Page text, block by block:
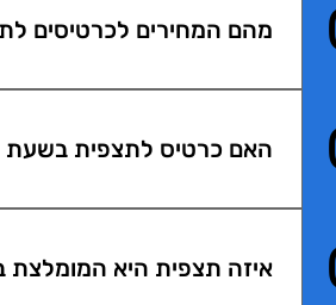
כרטיסים אונליין לפני
מהם המחירים לכרטיסים
השקיעה המבוקשות, מדריך
האם כרטיס לתצפית בשעת
איזה תצפית היא המומלצת